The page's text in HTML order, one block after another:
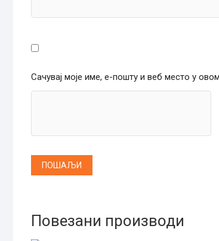
Сачувај моје име, е-пошту и веб место у
Повезани производи